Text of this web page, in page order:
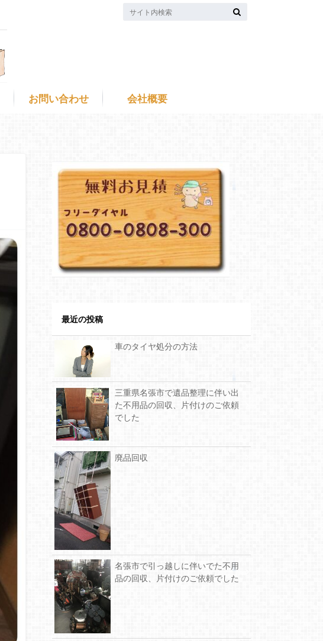
お問い合わせ 会社概要
最近の投稿
車のタイヤ処分の方法
三重県名張市で遺品整理に伴い出
た不用品の回収、片付けのご依頼
でした
廃品回収
名張市で引っ越しに伴いでた不用
品の回収、片付けのご依頼でした